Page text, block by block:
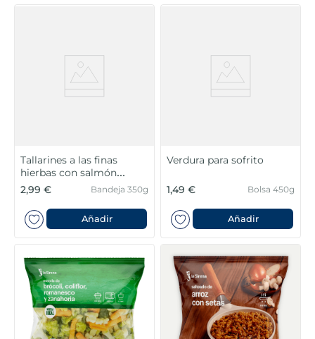
Tallarines a las finas
hierbas con salmón
Listísimos
2,99 € Bandeja 350g
Añadir
Verdura para sofrito
1,49 € Bolsa 450g
Añadir